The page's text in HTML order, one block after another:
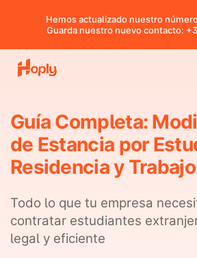
Hemos actualizado nuestro
Guarda nuestro nuevo contacto:
Guía Completa:
de Estancia por
Residencia y Trabajo
Todo lo que tu empresa
contratar estudiantes
legal y eficiente